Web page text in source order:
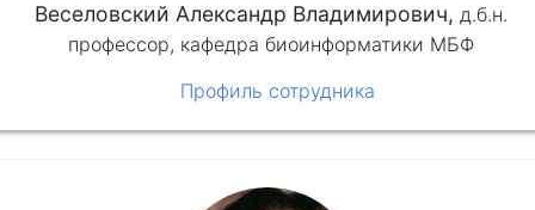
Веселовский Александр Владимирович,д.б.н.
профессор, кафедра биоинформатики МБФ
Профиль сотрудника